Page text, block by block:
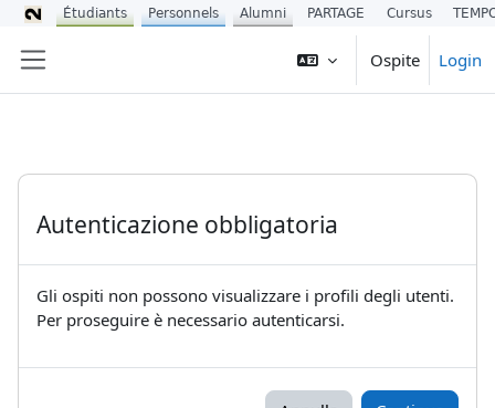
Ospite Login
Autenticazione obbligatoria
Gli ospiti non possono visualizzare i profili degli utenti.
Per proseguire è necessario autenticarsi.
Étudiants Personnels Alumni PARTAGE Cursus